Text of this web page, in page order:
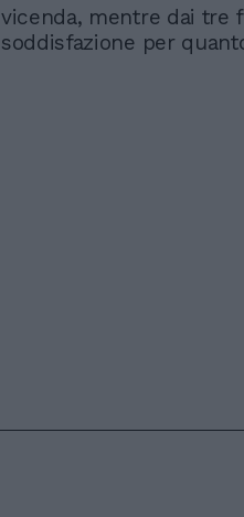
vicenda, mentre dai tre
soddisfazione per